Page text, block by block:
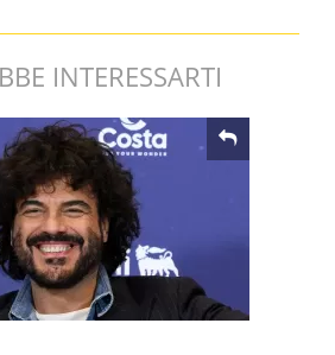
INTERESSARTI